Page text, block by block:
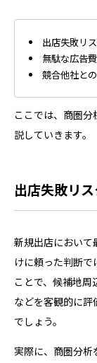
出店失敗リ
無駄な広告
競合他社と
ここでは、商圏
説していきます。
出店失敗リ
新規出店において
けに頼った判断
ことで、候補地
などを客観的に評
でしょう。
実際に、商圏分